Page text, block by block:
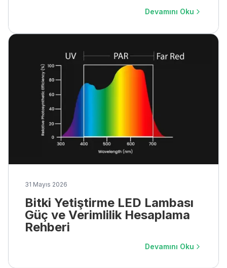
Devamını Oku
31 Mayıs 2026
Bitki Yetiştirme LED Lambası
Güç ve Verimlilik Hesaplama
Rehberi
Devamını Oku